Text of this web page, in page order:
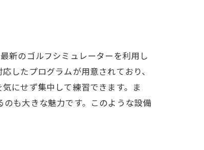
新のゴルフシミュレーターを利用し
したプログラムが用意されており、
にせず集中して練習できます。ま
も大きな魅力です。このような設備